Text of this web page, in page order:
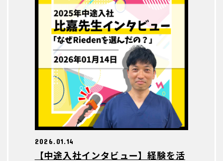
2026.01.14
【中途入社インタビュー】経験を活